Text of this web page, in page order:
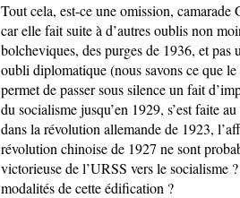
Tout cela, est-ce une omission, camarade
car elle fait suite à d’autres oublis non
bolcheviques, des purges de 1936, et
oubli diplomatique (nous savons ce que
permet de passer sous silence un fait
du socialisme jusqu’en 1929, s’est faite
dans la révolution allemande de 1923,
révolution chinoise de 1927 ne sont
victorieuse de l’URSS vers le socialisme
modalités de cette édification ?